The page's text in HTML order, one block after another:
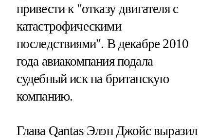
привести к "отказу двигателя с
катастрофическими
последствиями". В декабре 2010
года авиакомпания подала
судебный иск на британскую
компанию.
Глава Qantas Элэн Джойс выразил